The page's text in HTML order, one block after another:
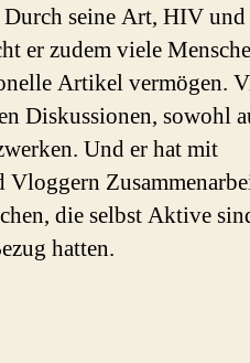
Durch seine Art, HIV
er zudem viele
Artikel vermögen.
Diskussionen, sowohl
Und er hat mit
die selbst Aktive
hatten.